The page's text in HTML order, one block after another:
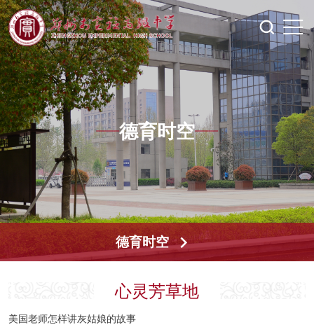
德育时空
德育时空
心灵芳草地
美国老师怎样讲灰姑娘的故事